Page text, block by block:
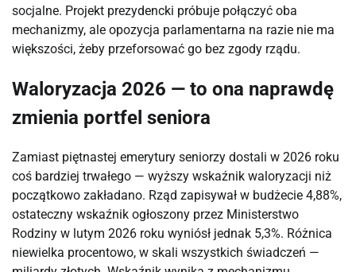
socjalne. Projekt prezydencki próbuje połączyć oba
mechanizmy, ale opozycja parlamentarna na razie nie ma
większości, żeby przeforsować go bez zgody rządu.
Waloryzacja 2026 — to ona naprawdę
zmienia portfel seniora
Zamiast piętnastej emerytury seniorzy dostali w 2026 roku
coś bardziej trwałego — wyższy wskaźnik waloryzacji niż
początkowo zakładano. Rząd zapisywał w budżecie 4,88%,
ostateczny wskaźnik ogłoszony przez Ministerstwo
Rodziny w lutym 2026 roku wyniósł jednak 5,3%. Różnica
niewielka procentowo, w skali wszystkich świadczeń —